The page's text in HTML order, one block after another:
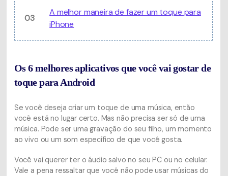
03
A melhor maneira de fazer um toque para
iPhone
Os 6 melhores aplicativos que você vai gostar de
toque para Android
Se você deseja criar um toque de uma música, então
você está no lugar certo. Mas não precisa ser só de uma
música. Pode ser uma gravação do seu filho, um momento
ao vivo ou um som específico de que você gosta.
Você vai querer ter o áudio salvo no seu PC ou no celular.
Vale a pena ressaltar que você não pode usar músicas do